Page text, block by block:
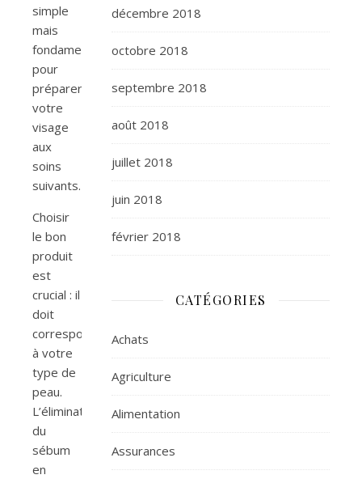
simple
mais
fondamental
pour
préparer
votre
visage
aux
soins
suivants.
Choisir
le bon
produit
est
crucial : il
doit
correspondre
à votre
type de
peau.
L’élimination
du
sébum
en
décembre 2018
octobre 2018
septembre 2018
août 2018
juillet 2018
juin 2018
février 2018
CATÉGORIES
Achats
Agriculture
Alimentation
Assurances